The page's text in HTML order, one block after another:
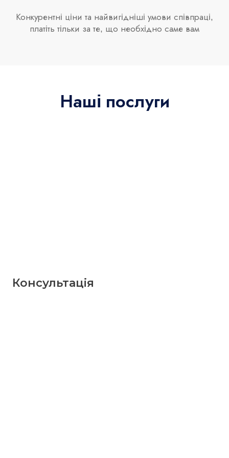
Конкурентні ціни та найвигідніші умови співпраці,
платіть тільки за те, що необхідно саме вам
Наші послуги
Консультація